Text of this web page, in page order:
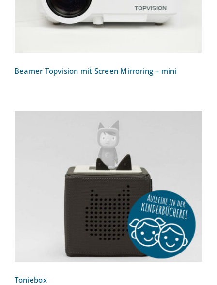
Beamer Topvision mit Screen Mirroring – mini
Toniebox